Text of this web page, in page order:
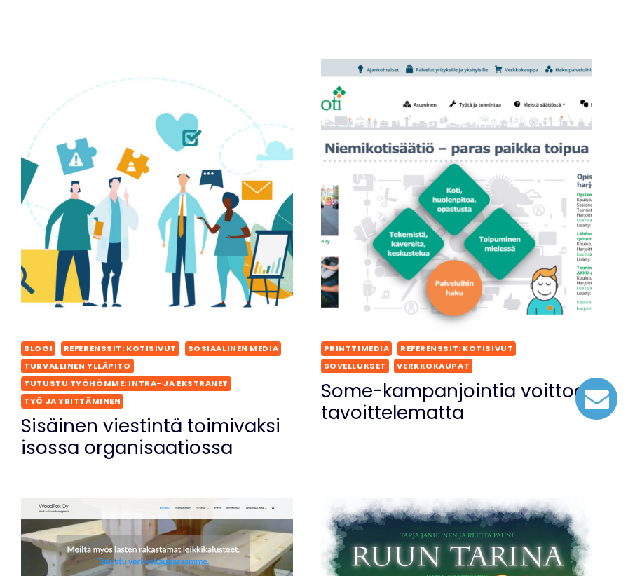
BLOGI REFERENSSIT: KOTISIVUT
SOSIAALINEN MEDIA
TURVALLINEN YLLÄPITO
TUTUSTU TYÖHÖMME: INTRA- JA EKSTRANET
TYÖ JA YRITTÄMINEN
Sisäinen viestintä toimivaksi
isossa organisaatiossa
PRINTTIMEDIA
REFERENSSIT: KOTISIVUT
SOVELLUKSET
VERKKOKAUPAT
Some-kampanjointia voittoa
tavoittelematta